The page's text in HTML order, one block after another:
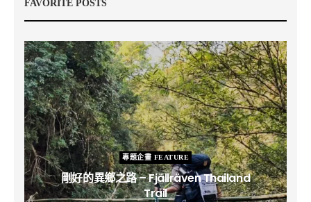
FAVORITE POSTS
專題企畫 FEATURE
剛好的異鄉之路 – Fjällräven Thailand
Trail